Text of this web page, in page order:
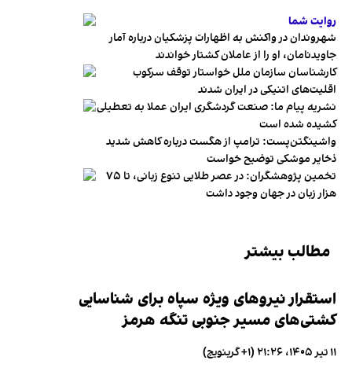
روایت شما
شهروندان در واکنش به اظهارات پزشکیان درباره آمار
جاویدنامان، او را از عاملان کشتار خواندند
کارشناسان سازمان ملل خواستار توقف سرکوب
اقلیت‌های اتنیکی در ایران شدند
نشریه پیام ما: صنعت گردشگری ایران عملا به تعطیلی
کشیده شده است
واشینگتن‌پست: ترامپ از هگست درباره کاهش شدید
ذخایر موشکی توضیح خواست
تخمین پژوهشگران: در عصر طلایی تنوع زبانی، تا ۷۵
هزار زبان در جهان وجود داشت
مطالب بیشتر
استقرار نیروهای ویژه سپاه برای شناسایی
کشتی‌های مسیر جنوبی تنگه هرمز
۱۱ تیر ۱۴۰۵، ۲۱:۲۶ (‎+۱ گرینویچ)